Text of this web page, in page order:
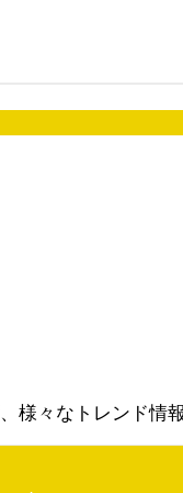
様々なトレンド情